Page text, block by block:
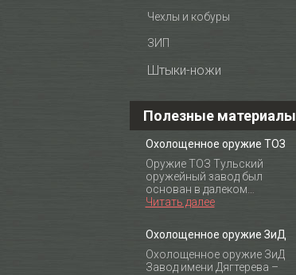
Чехлы и кобуры
ЗИП
Штыки-ножи
Полезные материалы
Охолощенное оружие ТОЗ
Оружие ТОЗ Тульский
оружейный завод был
основан в далеком…
Читать далее
Охолощенное оружие ЗиД
Охолощенное оружие ЗиД
Завод имени Дягтерева –